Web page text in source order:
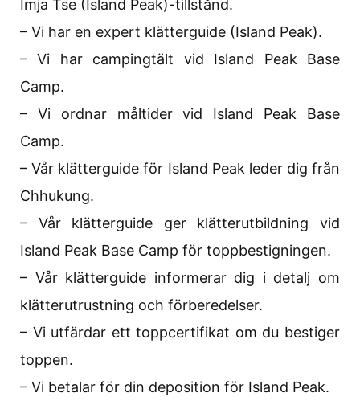
Imja Tse (Island Peak)-tillstånd.
– Vi har en expert klätterguide (Island Peak).
– Vi har campingtält vid Island Peak Base
Camp.
– Vi ordnar måltider vid Island Peak Base
Camp.
– Vår klätterguide för Island Peak leder dig från
Chhukung.
– Vår klätterguide ger klätterutbildning vid
Island Peak Base Camp för toppbestigningen.
– Vår klätterguide informerar dig i detalj om
klätterutrustning och förberedelser.
– Vi utfärdar ett toppcertifikat om du bestiger
toppen.
– Vi betalar för din deposition för Island Peak.